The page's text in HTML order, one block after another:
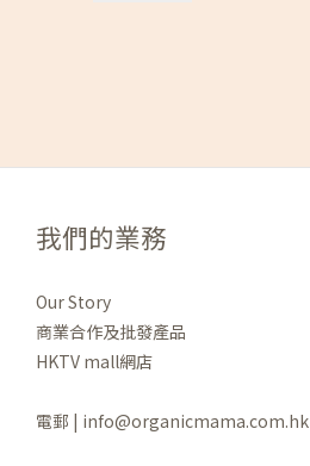
我們的業務
Our Story
商業合作及批發產品
HKTV mall網店
電郵 | info@organicmama.com.hk